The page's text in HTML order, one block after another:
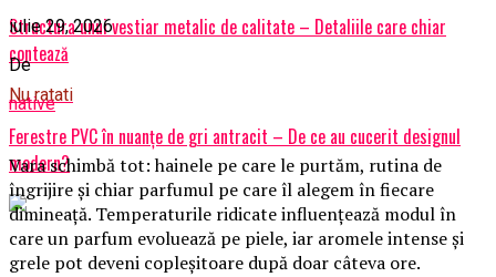
Structura unui vestiar metalic de calitate – Detaliile care chiar
contează
Nu ratati
Ferestre PVC în nuanțe de gri antracit – De ce au cucerit designul
modern?
iulie 29, 2026
De
native
Vara schimbă tot: hainele pe care le purtăm, rutina de
îngrijire și chiar parfumul pe care îl alegem în fiecare
dimineață. Temperaturile ridicate influențează modul în
care un parfum evoluează pe piele, iar aromele intense și
grele pot deveni copleșitoare după doar câteva ore.